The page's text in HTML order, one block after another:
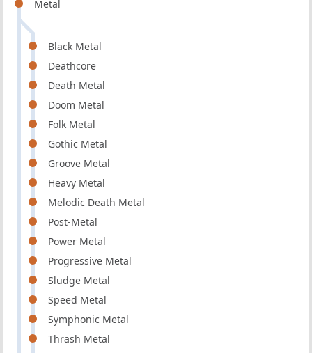
Metal
Black Metal
Deathcore
Death Metal
Doom Metal
Folk Metal
Gothic Metal
Groove Metal
Heavy Metal
Melodic Death Metal
Post-Metal
Power Metal
Progressive Metal
Sludge Metal
Speed Metal
Symphonic Metal
Thrash Metal